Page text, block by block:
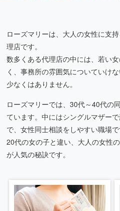
ローズマリーは、大人の女性に支
理店です。
数多くある代理店の中には、若い
く、事務所の雰囲気についていけ
少なくはありません。
ローズマリーでは、30代～40代の
ています。中にはシングルマザー
で、女性同士相談をしやすい職場で
20代の女の子と違い、大人の女性
が人気の秘訣です。